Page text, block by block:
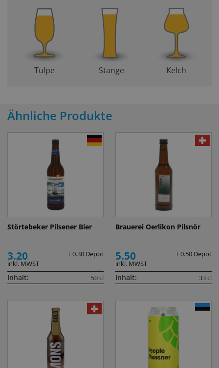
Tulpe Stange Kelch
Ähnliche Produkte
Störtebeker Pilsener Bier
3.20
+ 0.30 Depot
inkl. MWST
Inhalt: 50 cl
Brauerei Oerlikon Pilsnör
5.50
+ 0.50 Depot
inkl. MWST
Inhalt: 33 cl